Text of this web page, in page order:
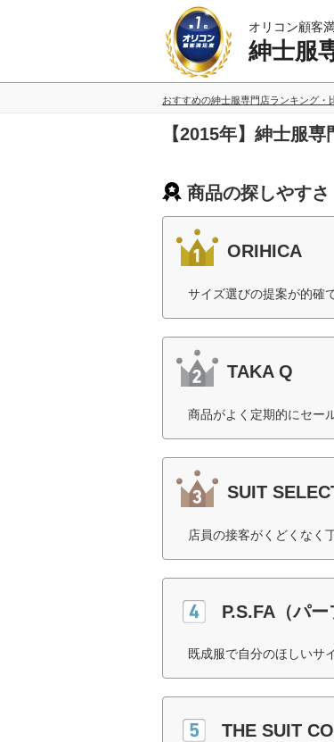
オリコン顧客
紳士服
おすすめの紳士服専門店ランキング・
【2015年】紳士服
商品の探しやす
ORIHICA
サイズ選びの提案が的確
TAKA Q
商品がよく定期的にセー
SUIT
店員の接客がくどくなく
P.S.FA（パ
既成服で自分のほしいサ
THE SUIT